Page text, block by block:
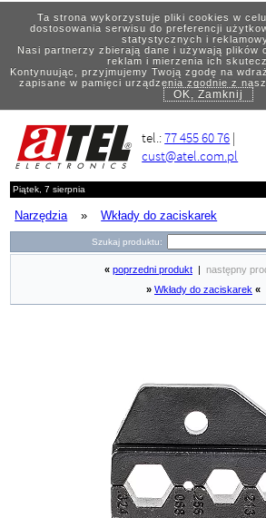
Ta strona wykorzystuje pliki cookies w celu
dostosowania serwisu do preferencji
statystycznych i
Nasi partnerzy zbierają dane i używają plików
reklam i mierzenia ich
Kontynuując, przyjmujemy Twoją zgodę na
zapisane w pamięci urządzenia zgodnie z
OK, Zamknij
tel.:77 455 60 76 |
cust@atel.com.pl
Piątek, 7 sierpnia
Narzędzia » Wkłady do zaciskarek
Szukaj produktu:
« poprzedni produkt
następny
» Wkłady do zaciskarek «